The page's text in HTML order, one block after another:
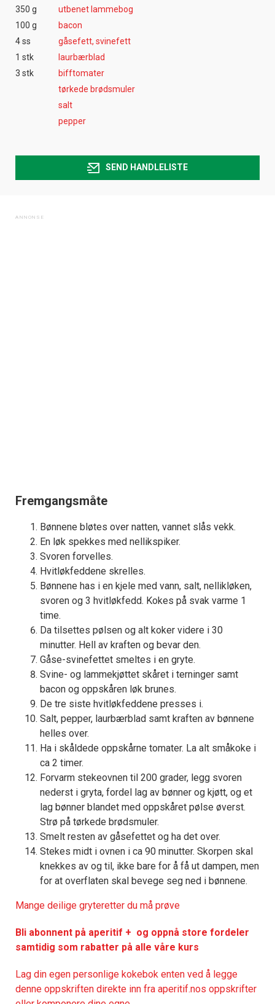
350 g
utbenet lammebog
100 g
bacon
4 ss
gåsefett, svinefett
1 stk
laurbærblad
3 stk
bifftomater
tørkede brødsmuler
salt
pepper
SEND HANDLELISTE
Fremgangsmåte
Bønnene bløtes over natten, vannet slås vekk.
En løk spekkes med nellikspiker.
Svoren forvelles.
Hvitløkfeddene skrelles.
Bønnene has i en kjele med vann, salt, nellikløken,
svoren og 3 hvitløkfedd. Kokes på svak varme 1
time.
Da tilsettes pølsen og alt koker videre i 30
minutter. Hell av kraften og bevar den.
Gåse-svinefettet smeltes i en gryte.
Svine- og lammekjøttet skåret i terninger samt
bacon og oppskåren løk brunes.
De tre siste hvitløkfeddene presses i.
Salt, pepper, laurbærblad samt kraften av bønnene
helles over.
Ha i skåldede oppskårne tomater. La alt småkoke i
ca 2 timer.
Forvarm stekeovnen til 200 grader, legg svoren
nederst i gryta, fordel lag av bønner og kjøtt, og et
lag bønner blandet med oppskåret pølse øverst.
Strø på tørkede brødsmuler.
Smelt resten av gåsefettet og ha det over.
Stekes midt i ovnen i ca 90 minutter. Skorpen skal
knekkes av og til, ikke bare for å få ut dampen, men
for at overflaten skal bevege seg ned i bønnene.
Mange deilige gryteretter du må prøve
Bli abonnent på aperitif + og oppnå store fordeler
samtidig som rabatter på alle våre kurs
Lag din egen personlige kokebok enten ved å legge
denne oppskriften direkte inn fra aperitif.nos oppskrifter